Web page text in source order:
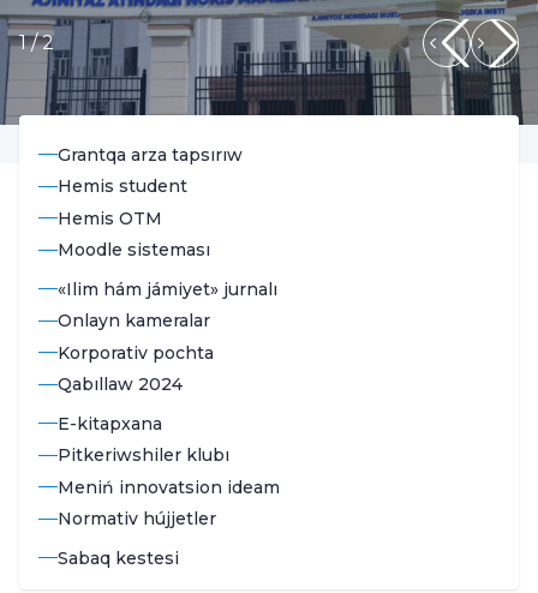
1/2
Grantqa arza tapsırıw
Hemis student
Hemis OTM
Moodle sisteması
«Ilim hám jámiyet» jurnalı
Onlayn kameralar
Korporativ pochta
Qabıllaw 2024
E-kitapxana
Pitkeriwshiler klubı
Meniń innovatsion ideam
Normativ hújjetler
Sabaq kestesi